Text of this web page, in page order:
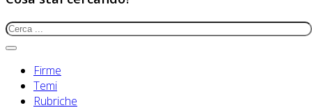
Firme
Temi
Rubriche